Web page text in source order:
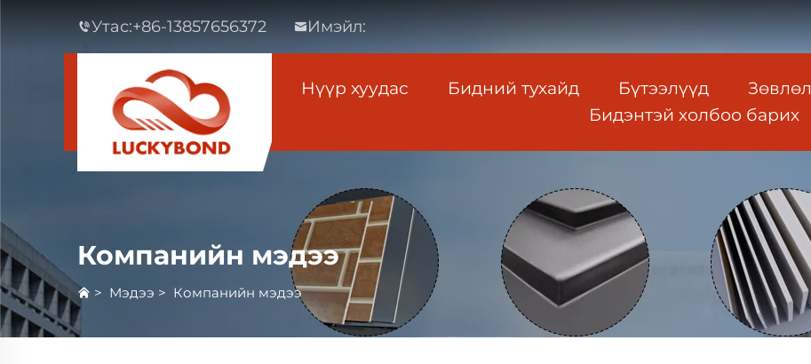
Утас:+86-13857656372 Имэйл:
Нүүр хуудас Бидний тухайд Бүтээлүүд Зөвлөл
Бидэнтэй холбоо барих
Компанийн мэдээ
> Мэдээ > Компанийн мэдээ